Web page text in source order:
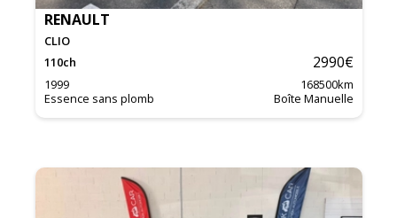
RENAULT
CLIO
110ch 2990€
1999 168500km
Essence sans plomb
Boîte Manuelle